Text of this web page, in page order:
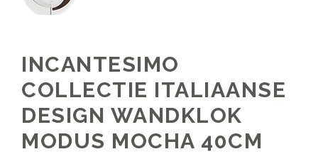
INCANTESIMO
COLLECTIE ITALIAANSE
DESIGN WANDKLOK
MODUS MOCHA 40CM